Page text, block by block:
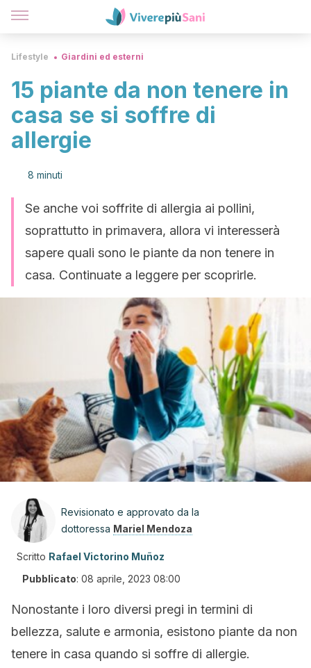
Lifestyle Giardini ed esterni
15 piante da non tenere in
casa se si soffre di
allergie
8 minuti
Se anche voi soffrite di allergia ai pollini,
soprattutto in primavera, allora vi interesserà
sapere quali sono le piante da non tenere in
casa. Continuate a leggere per scoprirle.
Revisionato e approvato da la
dottoressa Mariel Mendoza
Scritto Rafael Victorino Muñoz
Pubblicato: 08 aprile, 2023 08:00
Nonostante i loro diversi pregi in termini di
bellezza, salute e armonia, esistono piante da non
tenere in casa quando si soffre di allergie.